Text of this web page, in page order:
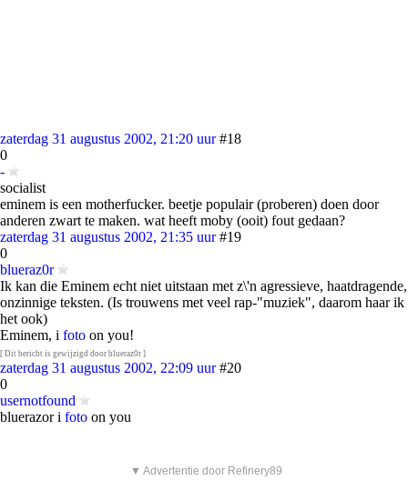
zaterdag 31 augustus 2002, 21:20 uur #18
0
-
socialist
eminem is een motherfucker. beetje populair (proberen) doen door
anderen zwart te maken. wat heeft moby (ooit) fout gedaan?
zaterdag 31 augustus 2002, 21:35 uur #19
0
blueraz0r
Ik kan die Eminem echt niet uitstaan met z\'n agressieve, haatdragende,
onzinnige teksten. (Is trouwens met veel rap-"muziek", daarom haar ik
het ook)
Eminem, i foto on you!
[ Dit bericht is gewijzigd door blueraz0r ]
zaterdag 31 augustus 2002, 22:09 uur #20
0
usernotfound
bluerazor i foto on you
▼ Advertentie door Refinery89